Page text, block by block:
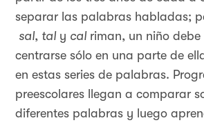
separar las palabras habladas;
sal, taly calriman, un niño debe
centrarse sólo en una parte de
en estas series de palabras.
preescolares llegan a comparar
diferentes palabras y luego